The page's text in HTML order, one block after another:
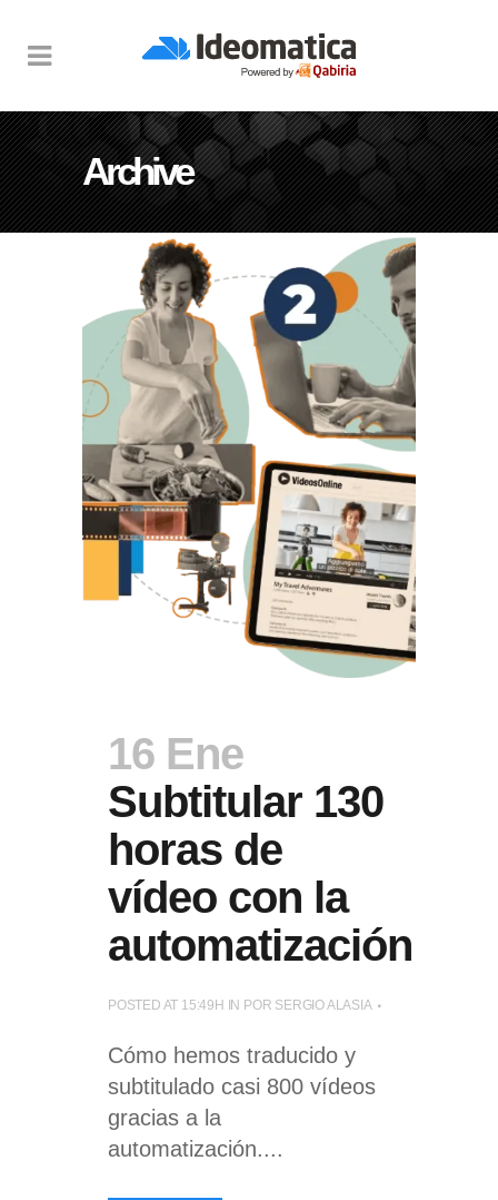
Archive
16 Ene
Subtitular 130
horas de
vídeo con la
automatización
POSTED AT 15:49H IN POR SERGIO ALASIA
Cómo hemos traducido y
subtitulado casi 800 vídeos
gracias a la
automatización....